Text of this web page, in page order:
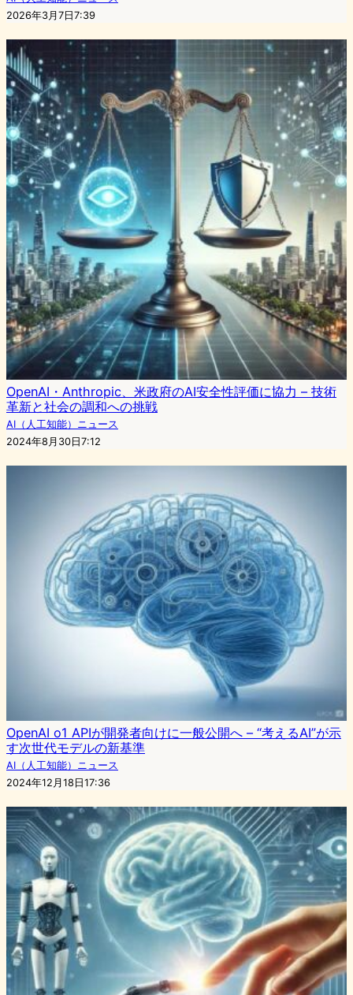
2026年3月7日7:39
OpenAI・Anthropic、米政府のAI安全性評価に協力 – 技術
革新と社会の調和への挑戦
AI（人工知能）ニュース
2024年8月30日7:12
OpenAI o1 APIが開発者向けに一般公開へ – “考えるAI”が示
す次世代モデルの新基準
AI（人工知能）ニュース
2024年12月18日17:36